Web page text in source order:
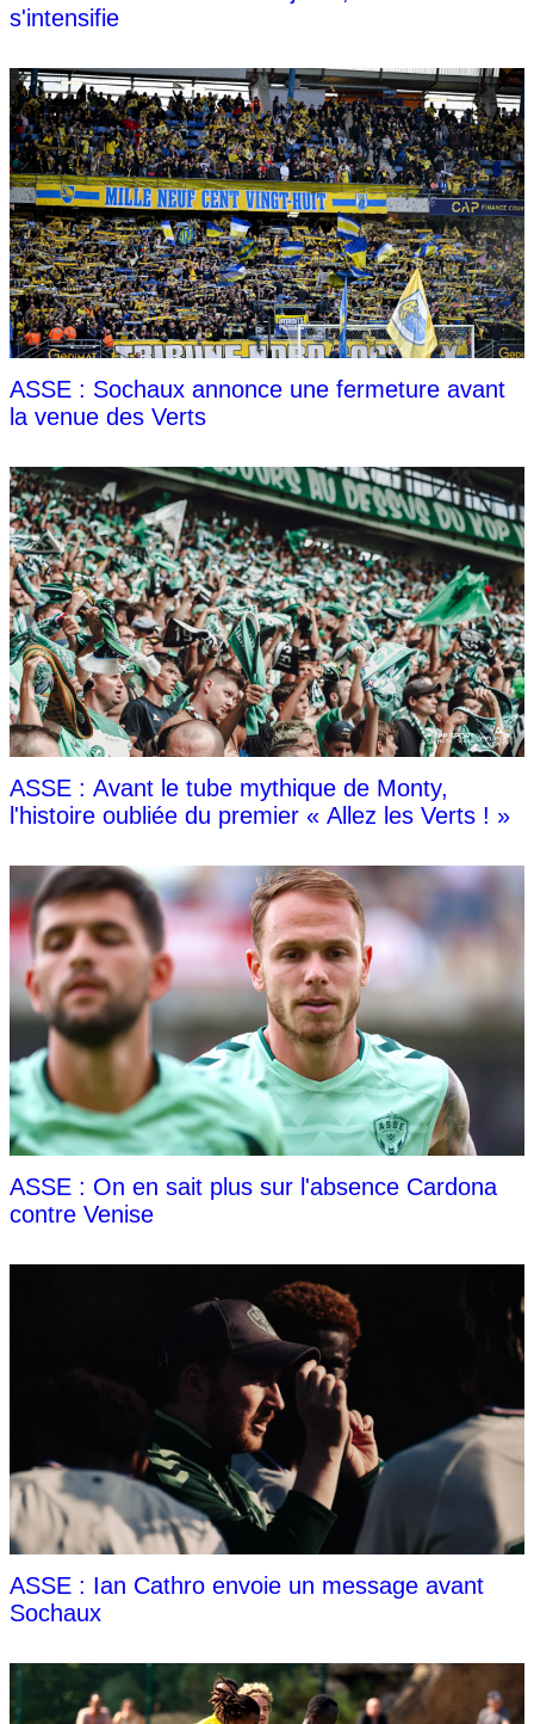
s'intensifie
ASSE : Sochaux annonce une fermeture avant
la venue des Verts
ASSE : Avant le tube mythique de Monty,
l'histoire oubliée du premier « Allez les Verts ! »
ASSE : On en sait plus sur l'absence Cardona
contre Venise
ASSE : Ian Cathro envoie un message avant
Sochaux